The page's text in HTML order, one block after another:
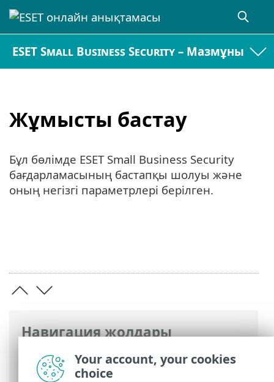
ESET Small Business Security – Мазмұны
Жұмысты бастау
Навигация жолдары
ESET онлайн анықтамасы>ESET Small
Business Security
Жұмысты бастау
Бұл бөлімде ESET Small Business Security
бағдарламасының бастапқы шолуы және
оның негізгі параметрлері берілген.
Your account, your cookies
choice